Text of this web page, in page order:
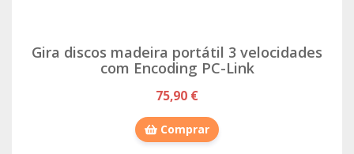
Gira discos madeira portátil 3 velocidades
com Encoding PC-Link
75,90 €
Comprar